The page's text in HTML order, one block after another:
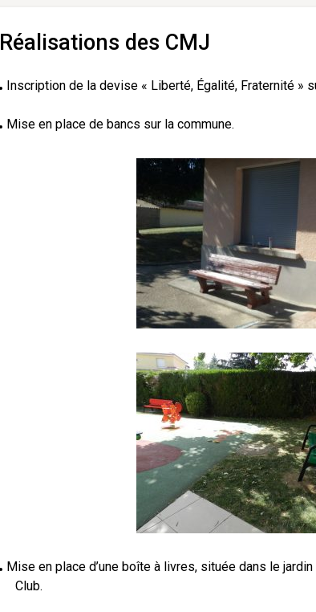
Réalisations des CMJ
Inscription de la devise « Liberté, Égalité, Fraternité »
Mise en place de bancs sur la commune.
Mise en place d’une boîte à livres, située dans le
Club.